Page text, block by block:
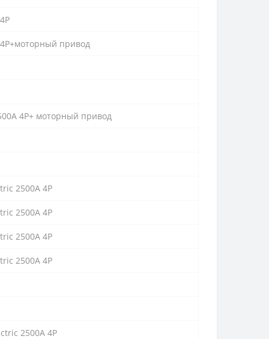
привод
4P+ моторный привод
2500А 4P
2500А 4P
2500А 4P
2500А 4P
2500А 4P